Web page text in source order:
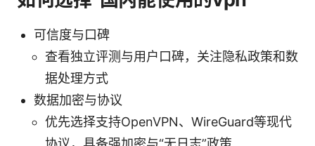
可信度与口碑
查看独立评测与用户口碑，关注隐私政策和数
据处理方式
数据加密与协议
优先选择支持OpenVPN、WireGuard等现代